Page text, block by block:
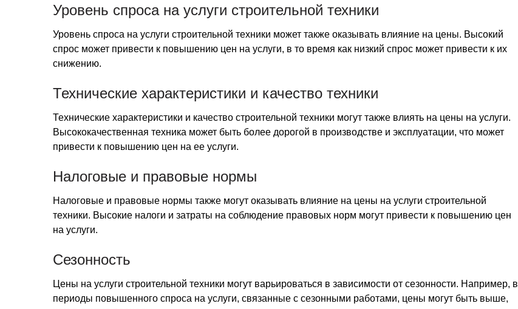
Уровень спроса на услуги строительной техники
Уровень спроса на услуги строительной техники может также оказывать влияние на цены. Высокий
спрос может привести к повышению цен на услуги, в то время как низкий спрос может привести к их
снижению.
Технические характеристики и качество техники
Технические характеристики и качество строительной техники могут также влиять на цены на услуги.
Высококачественная техника может быть более дорогой в производстве и эксплуатации, что может
привести к повышению цен на ее услуги.
Налоговые и правовые нормы
Налоговые и правовые нормы также могут оказывать влияние на цены на услуги строительной
техники. Высокие налоги и затраты на соблюдение правовых норм могут привести к повышению цен
на услуги.
Сезонность
Цены на услуги строительной техники могут варьироваться в зависимости от сезонности. Например, в
периоды повышенного спроса на услуги, связанные с сезонными работами, цены могут быть выше,